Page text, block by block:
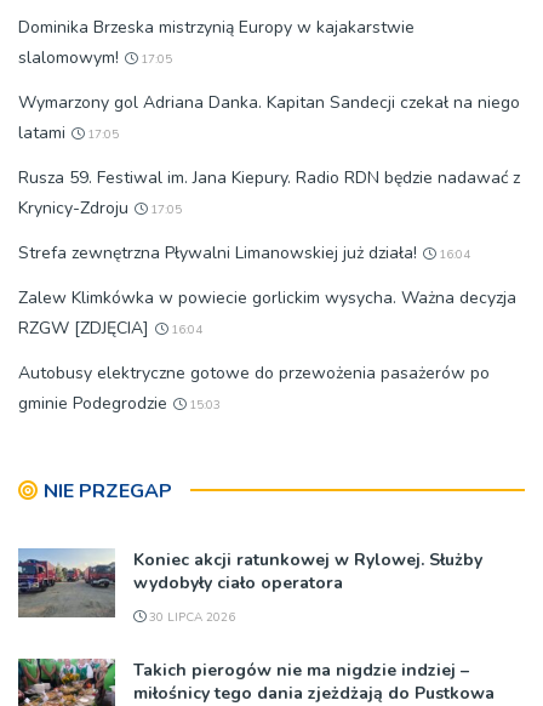
Dominika Brzeska mistrzynią Europy w kajakarstwie
slalomowym!
17:05
Wymarzony gol Adriana Danka. Kapitan Sandecji czekał na niego
latami
17:05
Rusza 59. Festiwal im. Jana Kiepury. Radio RDN będzie nadawać z
Krynicy-Zdroju
17:05
Strefa zewnętrzna Pływalni Limanowskiej już działa! 16:04
Zalew Klimkówka w powiecie gorlickim wysycha. Ważna decyzja
RZGW [ZDJĘCIA]
16:04
Autobusy elektryczne gotowe do przewożenia pasażerów po
gminie Podegrodzie
15:03
NIE PRZEGAP
Koniec akcji ratunkowej w Rylowej. Służby
wydobyły ciało operatora
30 LIPCA 2026
Takich pierogów nie ma nigdzie indziej –
miłośnicy tego dania zjeżdżają do Pustkowa